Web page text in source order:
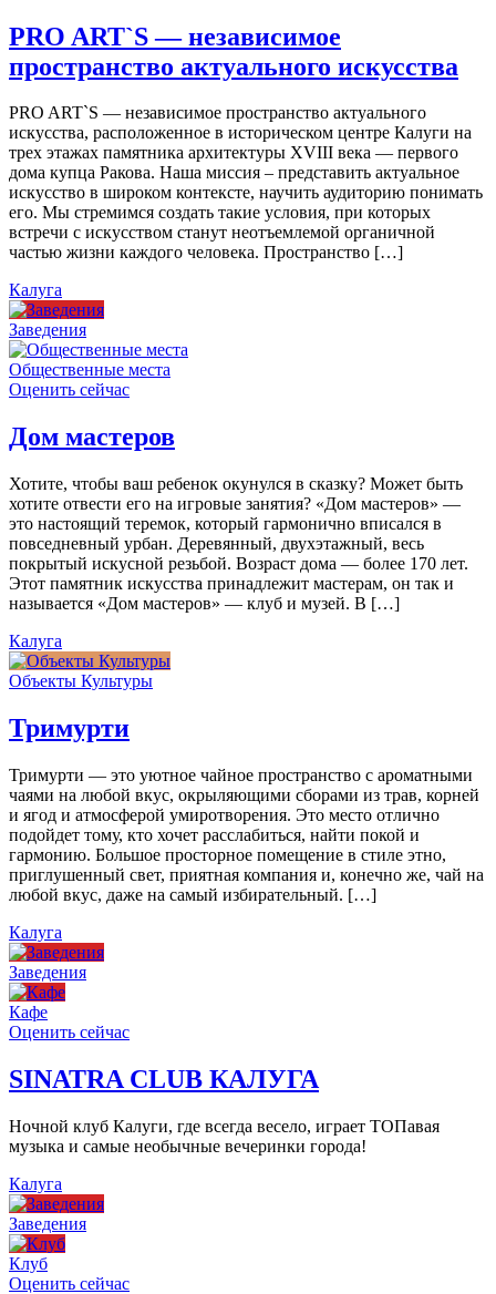
PRO ART`S — независимое
пространство актуального искусства
PRO ART`S — независимое пространство актуального
искусства, расположенное в историческом центре Калуги на
трех этажах памятника архитектуры XVIII века — первого
дома купца Ракова. Наша миссия – представить актуальное
искусство в широком контексте, научить аудиторию понимать
его. Мы стремимся создать такие условия, при которых
встречи с искусством станут неотъемлемой органичной
частью жизни каждого человека. Пространство […]
Калуга
Заведения
Общественные места
Оценить сейчас
Дом мастеров
Хотите, чтобы ваш ребенок окунулся в сказку? Может быть
хотите отвести его на игровые занятия? «Дом мастеров» —
это настоящий теремок, который гармонично вписался в
повседневный урбан. Деревянный, двухэтажный, весь
покрытый искусной резьбой. Возраст дома — более 170 лет.
Этот памятник искусства принадлежит мастерам, он так и
называется «Дом мастеров» — клуб и музей. В […]
Калуга
Объекты Культуры
Тримурти
Тримурти — это уютное чайное пространство с ароматными
чаями на любой вкус, окрыляющими сборами из трав, корней
и ягод и атмосферой умиротворения. Это место отлично
подойдет тому, кто хочет расслабиться, найти покой и
гармонию. Большое просторное помещение в стиле этно,
приглушенный свет, приятная компания и, конечно же, чай на
любой вкус, даже на самый избирательный. […]
Калуга
Заведения
Кафе
Оценить сейчас
SINATRA CLUB КАЛУГА
Ночной клуб Калуги, где всегда весело, играет ТОПавая
музыка и самые необычные вечеринки города!
Калуга
Заведения
Клуб
Оценить сейчас